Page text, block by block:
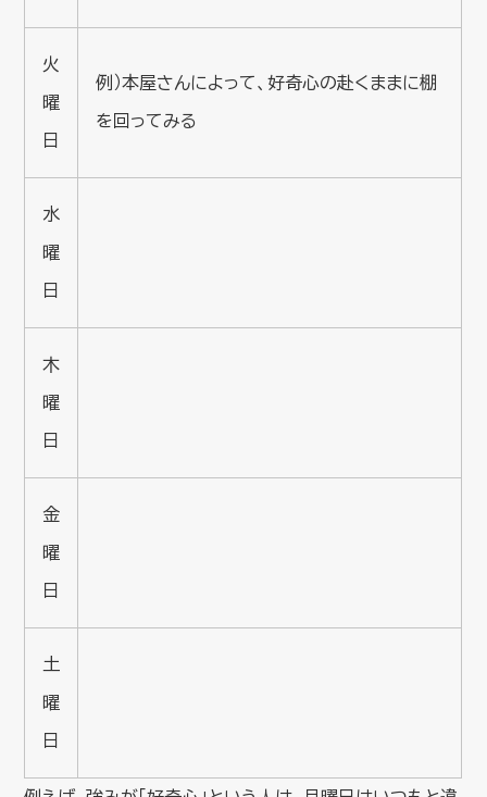
火
曜
日
例）本屋さんによって、好奇心の赴くままに棚
を回ってみる
水
曜
日
木
曜
日
金
曜
日
土
曜
日